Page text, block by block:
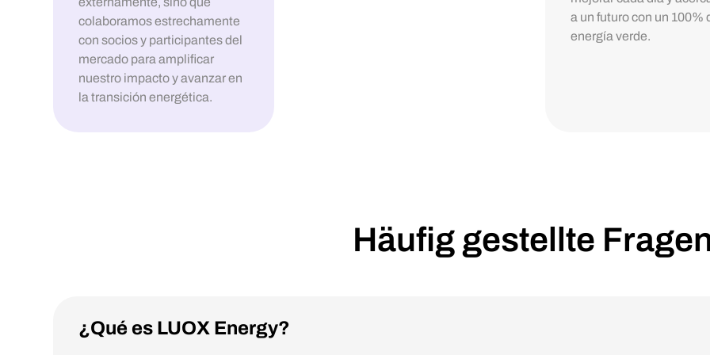
colaboramos estrechamente
con socios y participantes del
mercado para amplificar
nuestro impacto y avanzar en
la transición energética.
a un futuro con un 100%
energía verde.
Häufig gestellte
¿Qué es LUOX Energy?